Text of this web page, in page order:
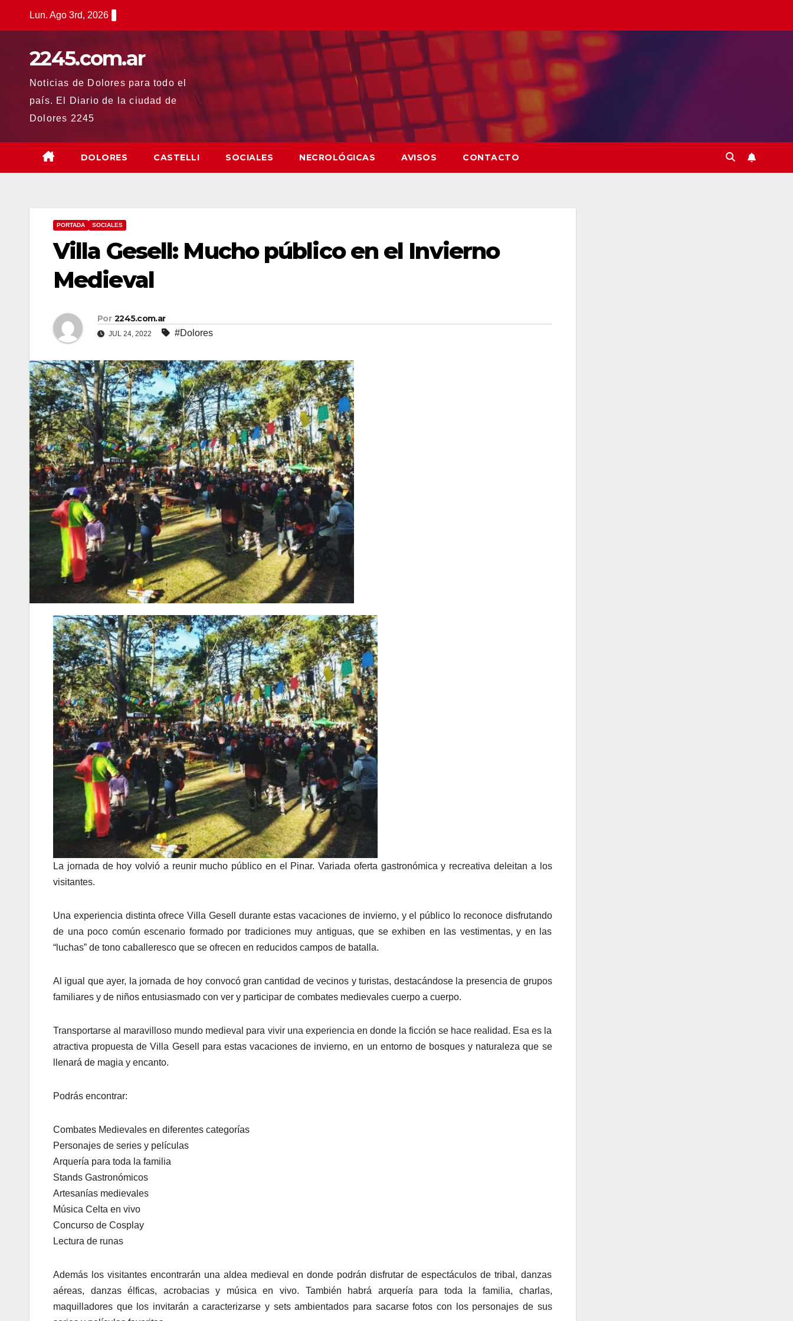
Lun. Ago 3rd, 2026
2245.com.ar
Noticias de Dolores para todo el
país. El Diario de la ciudad de
Dolores 2245
DOLORES CASTELLI SOCIALES NECROLÓGICAS AVISOS CONTACTO
PORTADA SOCIALES
Villa Gesell: Mucho público en el Invierno
Medieval
Por 2245.com.ar
JUL 24, 2022 #Dolores
La jornada de hoy volvió a reunir mucho público en el Pinar. Variada oferta gastronómica y recreativa deleitan a los
visitantes.
Una experiencia distinta ofrece Villa Gesell durante estas vacaciones de invierno, y el público lo reconoce disfrutando
de una poco común escenario formado por tradiciones muy antiguas, que se exhiben en las vestimentas, y en las
“luchas” de tono caballeresco que se ofrecen en reducidos campos de batalla.
Al igual que ayer, la jornada de hoy convocó gran cantidad de vecinos y turistas, destacándose la presencia de grupos
familiares y de niños entusiasmado con ver y participar de combates medievales cuerpo a cuerpo.
Transportarse al maravilloso mundo medieval para vivir una experiencia en donde la ficción se hace realidad. Esa es la
atractiva propuesta de Villa Gesell para estas vacaciones de invierno, en un entorno de bosques y naturaleza que se
llenará de magia y encanto.
Podrás encontrar:
Combates Medievales en diferentes categorías
Personajes de series y películas
Arquería para toda la familia
Stands Gastronómicos
Artesanías medievales
Música Celta en vivo
Concurso de Cosplay
Lectura de runas
Además los visitantes encontrarán una aldea medieval en donde podrán disfrutar de espectáculos de tribal, danzas
aéreas, danzas élficas, acrobacias y música en vivo. También habrá arquería para toda la familia, charlas,
maquilladores que los invitarán a caracterizarse y sets ambientados para sacarse fotos con los personajes de sus